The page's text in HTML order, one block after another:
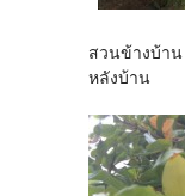
สวนข้างบ้า
หลังบ้าน